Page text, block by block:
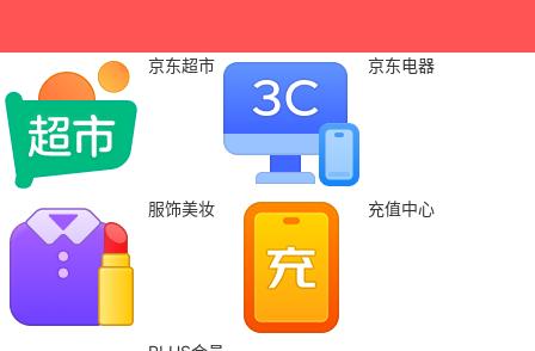
京东超市 京东电器
服饰美妆 充值中心